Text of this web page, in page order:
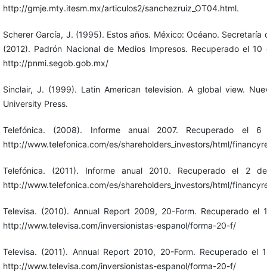
http://gmje.mty.itesm.mx/articulos2/sanchezruiz_OT04.html.
Scherer García, J. (1995). Estos años. México: Océano. Secretaría
(2012). Padrón Nacional de Medios Impresos. Recuperado el
http://pnmi.segob.gob.mx/
Sinclair, J. (1999). Latin American television. A global view.
University Press.
Telefónica. (2008). Informe anual 2007. Recuperado el
http://www.telefonica.com/es/shareholders_investors/html/
Telefónica. (2011). Informe anual 2010. Recuperado el 2
http://www.telefonica.com/es/shareholders_investors/html/
Televisa. (2010). Annual Report 2009, 20-Form. Recuperado
http://www.televisa.com/inversionistas-espanol/forma-20-f/
Televisa. (2011). Annual Report 2010, 20-Form. Recuperado
http://www.televisa.com/inversionistas-espanol/forma-20-f/